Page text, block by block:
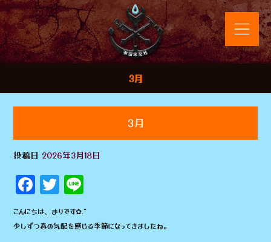
3月
3月
投稿日 2026年3月18日
F
a
c
T
wi
tt
n
e
こんにちは、まりです✿.*
少しずつ春の気配を感じる季節になってきましたね。